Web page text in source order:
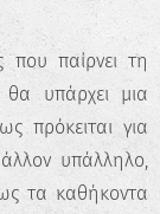
παίρνει τη
θα υπάρχει μια
πρόκειται για
υπάλληλο,
τα καθήκοντα